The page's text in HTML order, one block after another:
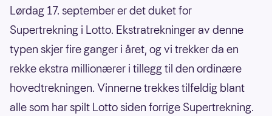
Lørdag 17. september er det duket for
Supertrekning i Lotto. Ekstratrekninger av denne
typen skjer fire ganger i året, og vi trekker da en
rekke ekstra millionærer i tillegg til den ordinære
hovedtrekningen. Vinnerne trekkes tilfeldig blant
alle som har spilt Lotto siden forrige Supertrekning.